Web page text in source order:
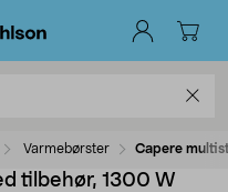
Varmebørster Capere
tilbehør, 1300 W